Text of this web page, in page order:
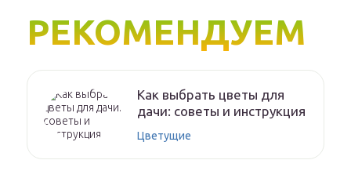
РЕКОМЕНДУЕМ
Как выбрать цветы для
дачи: советы и инструкция
Цветущие